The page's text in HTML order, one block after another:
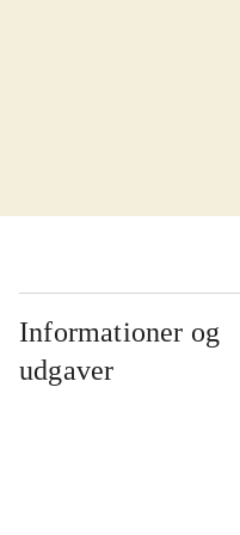
Informationer og
udgaver